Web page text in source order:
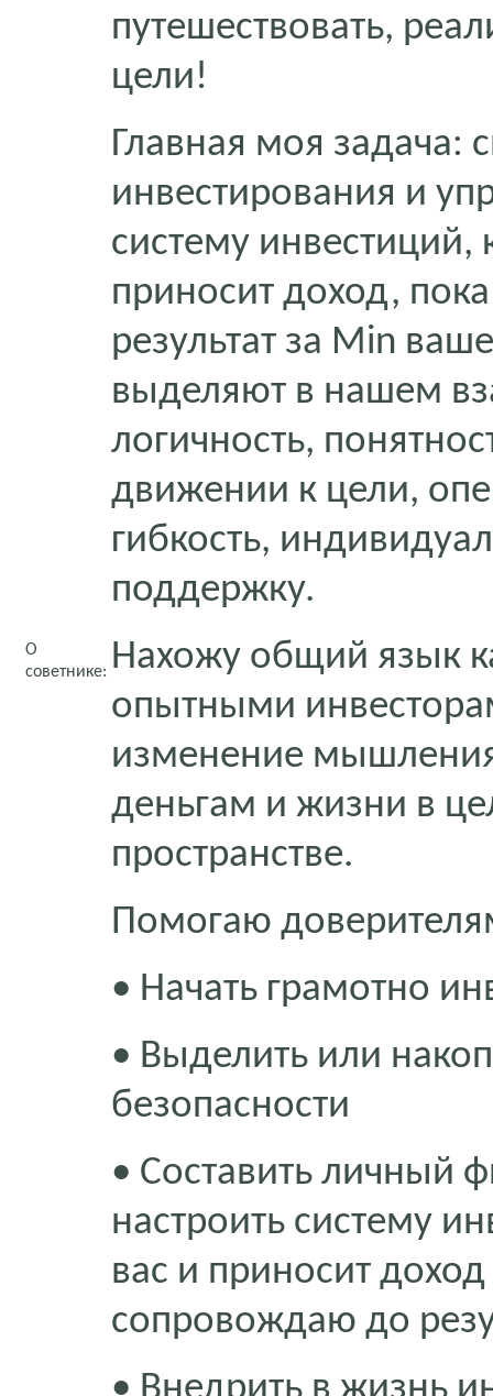
О
советнике:
путешествовать,
цели!
Главная моя задача:
инвестирования и
систему инвестиций,
приносит доход,
результат за Min
выделяют в нашем
логичность,
движении к цели,
гибкость,
поддержку.
Нахожу общий язык
опытными
изменение
деньгам и жизни в
пространстве.
Помогаю
• Начать грамотно
• Выделить или
безопасности
• Составить личный
настроить систему
вас и приносит
сопровождаю до